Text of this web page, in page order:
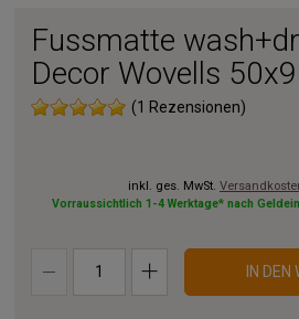
Fussmatte
Decor Wovells
(1 Rezensionen)
inkl. ges. MwSt.
Vorraussichtlich 1-4 Werktage* nach
IN